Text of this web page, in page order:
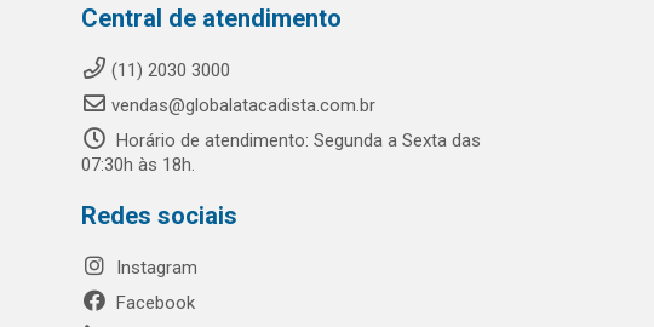
Central de atendimento
(11) 2030 3000
vendas@globalatacadista.com.br
Horário de atendimento: Segunda a Sexta das
07:30h às 18h.
Redes sociais
Instagram
Facebook